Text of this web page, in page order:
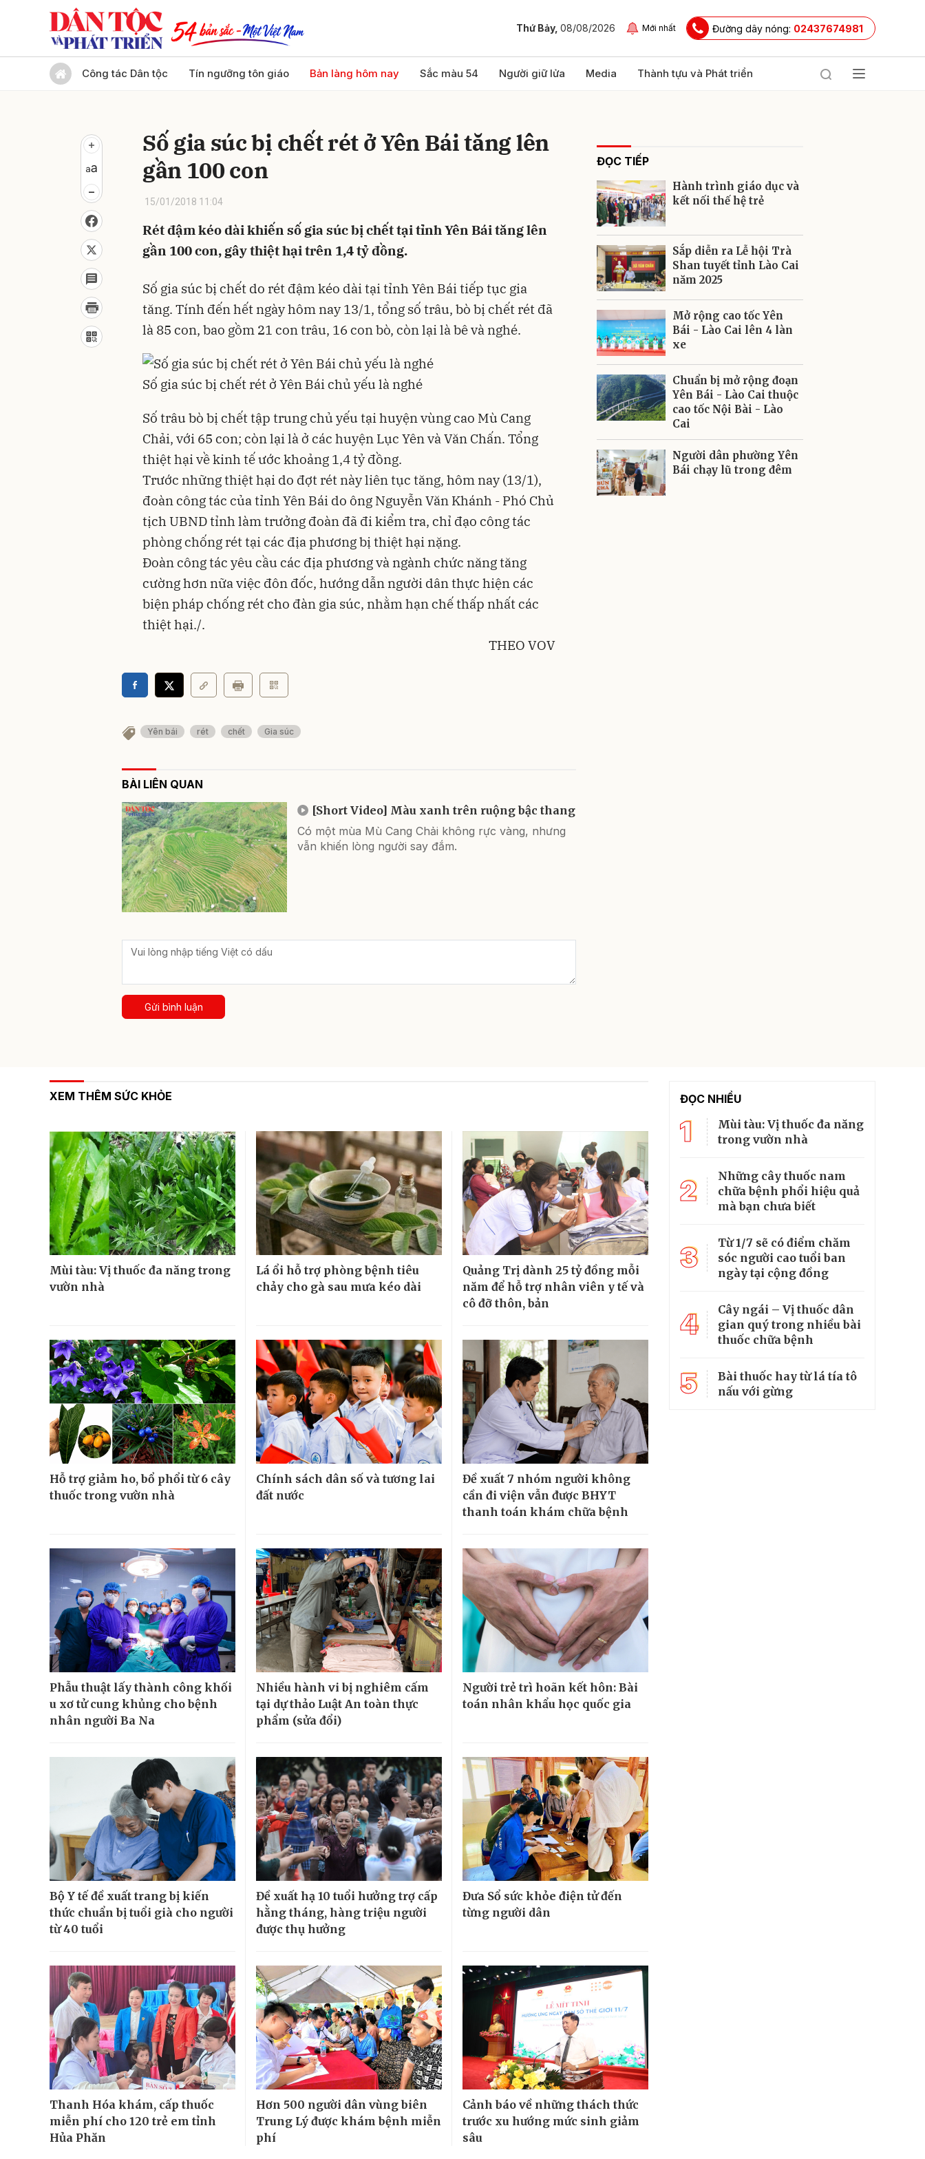
Thứ Bảy, 08/08/2026 Mới nhất Đường dây nóng: 02437674981
Công tác Dân tộc Tín ngưỡng tôn giáo Bản làng hôm nay Sắc màu 54 Người giữ lửa Media Thành tựu và Phát triển
Số gia súc bị chết rét ở Yên Bái tăng lên
gần 100 con
15/01/2018 11:04
Rét đậm kéo dài khiến số gia súc bị chết tại tỉnh Yên Bái tăng lên
gần 100 con, gây thiệt hại trên 1,4 tỷ đồng.
Số gia súc bị chết do rét đậm kéo dài tại tỉnh Yên Bái tiếp tục gia
tăng. Tính đến hết ngày hôm nay 13/1, tổng số trâu, bò bị chết rét đã
là 85 con, bao gồm 21 con trâu, 16 con bò, còn lại là bê và nghé.
Số gia súc bị chết rét ở Yên Bái chủ yếu là nghé
Số trâu bò bị chết tập trung chủ yếu tại huyện vùng cao Mù Cang
Chải, với 65 con; còn lại là ở các huyện Lục Yên và Văn Chấn. Tổng
thiệt hại về kinh tế ước khoảng 1,4 tỷ đồng.
Trước những thiệt hại do đợt rét này liên tục tăng, hôm nay (13/1),
đoàn công tác của tỉnh Yên Bái do ông Nguyễn Văn Khánh - Phó Chủ
tịch UBND tỉnh làm trưởng đoàn đã đi kiểm tra, chỉ đạo công tác
phòng chống rét tại các địa phương bị thiệt hại nặng.
Đoàn công tác yêu cầu các địa phương và ngành chức năng tăng
cường hơn nữa việc đôn đốc, hướng dẫn người dân thực hiện các
biện pháp chống rét cho đàn gia súc, nhằm hạn chế thấp nhất các
thiệt hại./.
THEO VOV
Yên bái rét chết Gia súc
BÀI LIÊN QUAN
[Short Video] Màu xanh trên ruộng bậc thang
Có một mùa Mù Cang Chải không rực vàng, nhưng
vẫn khiến lòng người say đắm.
Gửi bình luận
ĐỌC TIẾP
Hành trình giáo dục và
kết nối thế hệ trẻ
Sắp diễn ra Lễ hội Trà
Shan tuyết tỉnh Lào Cai
năm 2025
Mở rộng cao tốc Yên
Bái - Lào Cai lên 4 làn
xe
Chuẩn bị mở rộng đoạn
Yên Bái - Lào Cai thuộc
cao tốc Nội Bài - Lào
Cai
Người dân phường Yên
Bái chạy lũ trong đêm
XEM THÊM SỨC KHỎE
Mùi tàu: Vị thuốc đa năng trong
vườn nhà
Lá ổi hỗ trợ phòng bệnh tiêu
chảy cho gà sau mưa kéo dài
Quảng Trị dành 25 tỷ đồng mỗi
năm để hỗ trợ nhân viên y tế và
cô đỡ thôn, bản
Hỗ trợ giảm ho, bổ phổi từ 6 cây
thuốc trong vườn nhà
Chính sách dân số và tương lai
đất nước
Đề xuất 7 nhóm người không
cần đi viện vẫn được BHYT
thanh toán khám chữa bệnh
Phẫu thuật lấy thành công khối
u xơ tử cung khủng cho bệnh
nhân người Ba Na
Nhiều hành vi bị nghiêm cấm
tại dự thảo Luật An toàn thực
phẩm (sửa đổi)
Người trẻ trì hoãn kết hôn: Bài
toán nhân khẩu học quốc gia
Bộ Y tế đề xuất trang bị kiến
thức chuẩn bị tuổi già cho người
từ 40 tuổi
Đề xuất hạ 10 tuổi hưởng trợ cấp
hằng tháng, hàng triệu người
được thụ hưởng
Đưa Sổ sức khỏe điện tử đến
từng người dân
Thanh Hóa khám, cấp thuốc
miễn phí cho 120 trẻ em tỉnh
Hủa Phăn
Hơn 500 người dân vùng biên
Trung Lý được khám bệnh miễn
phí
Cảnh báo về những thách thức
trước xu hướng mức sinh giảm
sâu
ĐỌC NHIỀU
1
Mùi tàu: Vị thuốc đa năng
trong vườn nhà
2
Những cây thuốc nam
chữa bệnh phổi hiệu quả
mà bạn chưa biết
3
Từ 1/7 sẽ có điểm chăm
sóc người cao tuổi ban
ngày tại cộng đồng
4
Cây ngái – Vị thuốc dân
gian quý trong nhiều bài
thuốc chữa bệnh
5
Bài thuốc hay từ lá tía tô
nấu với gừng
Gửi bình luận
Hủy Gửi